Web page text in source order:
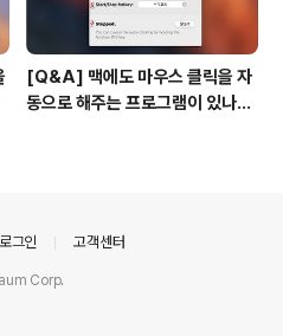
[Q&A] 맥에도 마우스 클릭을 자
동으로 해주는 프로그램이 있나
로그인 고객센터
Corp.